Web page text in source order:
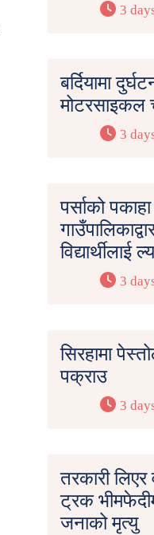
3
बर्दियामा
मोटरसाइकल
3
पर्साको
विद्यार्थीलाई
3
सिरहामा
पक्राउ
3
तरकारी
ट्रक
जनाको मृत्यु